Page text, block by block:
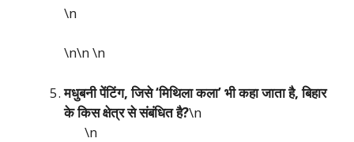
\n
\n\n\n
मधुबनी पेंटिंग, जिसे ‘मिथिला कला’ भी कहा जाता है, बिहार
के किस क्षेत्र से संबंधित है?\n
\n